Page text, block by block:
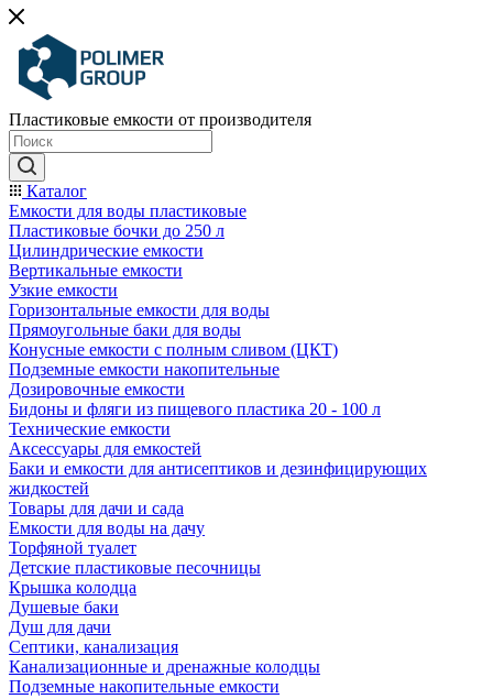
Пластиковые емкости от производителя
Каталог
Емкости для воды пластиковые
Пластиковые бочки до 250 л
Цилиндрические емкости
Вертикальные емкости
Узкие емкости
Горизонтальные емкости для воды
Прямоугольные баки для воды
Конусные емкости с полным сливом (ЦКТ)
Подземные емкости накопительные
Дозировочные емкости
Бидоны и фляги из пищевого пластика 20 - 100 л
Технические емкости
Аксессуары для емкостей
Баки и емкости для антисептиков и дезинфицирующих
жидкостей
Товары для дачи и сада
Емкости для воды на дачу
Торфяной туалет
Детские пластиковые песочницы
Крышка колодца
Душевые баки
Душ для дачи
Септики, канализация
Канализационные и дренажные колодцы
Подземные накопительные емкости